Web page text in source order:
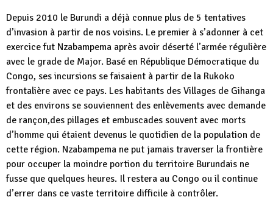
Depuis 2010 le Burundi a déjà connue plus de 5 tentatives
d’invasion à partir de nos voisins. Le premier à s’adonner à cet
exercice fut Nzabampema après avoir déserté l’armée régulière
avec le grade de Major. Basé en République Démocratique du
Congo, ses incursions se faisaient à partir de la Rukoko
frontalière avec ce pays. Les habitants des Villages de Gihanga
et des environs se souviennent des enlèvements avec demande
de rançon,des pillages et embuscades souvent avec morts
d’homme qui étaient devenus le quotidien de la population de
cette région. Nzabampema ne put jamais traverser la frontière
pour occuper la moindre portion du territoire Burundais ne
fusse que quelques heures. Il restera au Congo ou il continue
d’errer dans ce vaste territoire difficile à contrôler.